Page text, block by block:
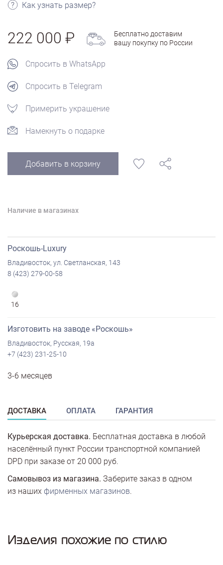
Как узнать размер?
222 000
Бесплатно доставим
вашу покупку по России
Спросить в WhatsApp
Спросить в Telegram
Примерить украшение
Намекнуть о подарке
Добавить в корзину
Наличие в магазинах
Роскошь-Luxury
Владивосток, ул. Светланская, 143
8 (423) 279-00-58
16
Изготовить на заводе «Роскошь»
Владивосток, Русская, 19а
+7 (423) 231-25-10
3-6 месяцев
ДОСТАВКА ОПЛАТА ГАРАНТИЯ
Курьерская доставка. Бесплатная доставка в любой
населённый пункт России транспортной компанией
DPD при заказе от 20 000 руб.
Самовывоз из магазина. Заберите заказ в одном
из наших фирменных магазинов.
Изделия похожие по стилю